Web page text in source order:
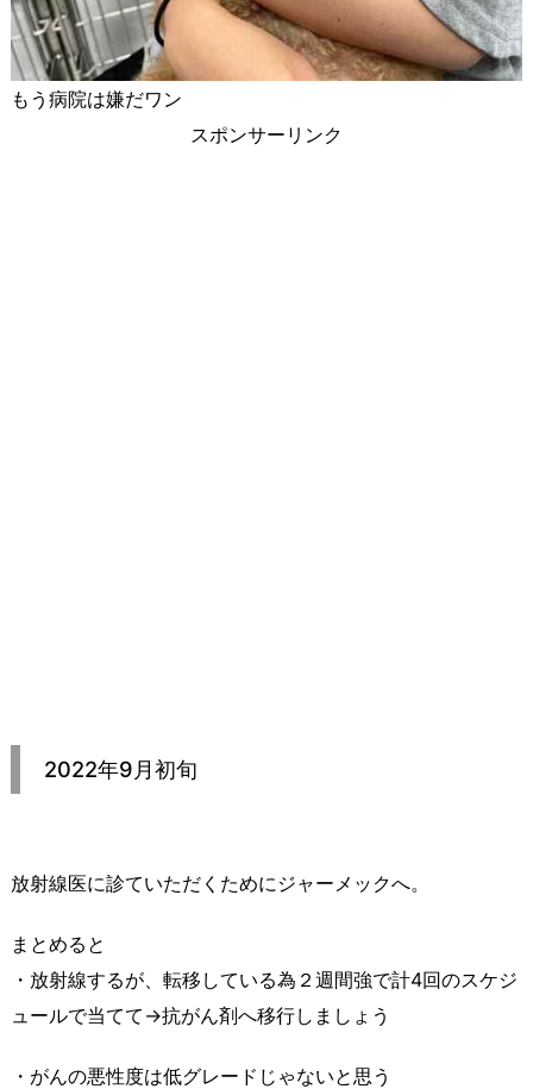
もう病院は嫌だワン
スポンサーリンク
2022年9月初旬
放射線医に診ていただくためにジャーメックへ。
まとめると
・放射線するが、転移している為２週間強で計4回のスケジ
ュールで当てて→抗がん剤へ移行しましょう
・がんの悪性度は低グレードじゃないと思う